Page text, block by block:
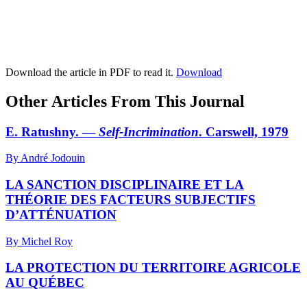
Download the article in PDF to read it. Download
Other Articles From This Journal
E. Ratushny. —Self-Incrimination. Carswell, 1979
By André Jodouin
LA SANCTION DISCIPLINAIRE ET LA
THÉORIE DES FACTEURS SUBJECTIFS
D’ATTÉNUATION
By Michel Roy
LA PROTECTION DU TERRITOIRE AGRICOLE
AU QUÉBEC